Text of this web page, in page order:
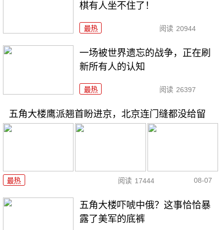
棋有人坐不住了！
最热 阅读 20944
一场被世界遗忘的战争，正在刷
新所有人的认知
最热 阅读 26397
五角大楼鹰派翘首盼进京，北京连门缝都没给留
最热 阅读 17444 08-07
五角大楼吓唬中俄？这事恰恰暴
露了美军的底裤